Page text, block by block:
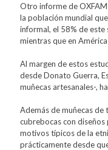
Otro informe de
la población mundial
informal, el 58% de
mientras que en
Al margen de estos
desde Donato Guerra,
muñecas artesanales-,
Además de muñecas
cubrebocas con
motivos típicos de la
prácticamente desde